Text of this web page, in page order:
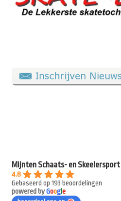
Mijnten Schaats- en Skeelersport
4.8
Gebaseerd op 193 beoordelingen
powered byGoogle